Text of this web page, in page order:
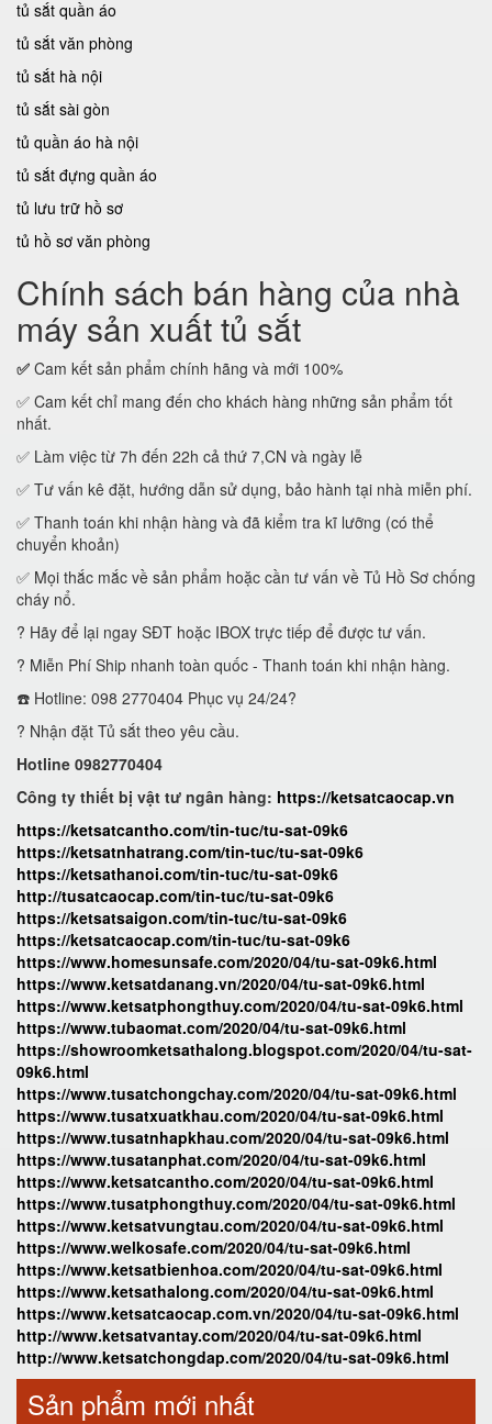
tủ sắt quần áo
tủ sắt văn phòng
tủ sắt hà nội
tủ sắt sài gòn
tủ quần áo hà nội
tủ sắt đựng quần áo
tủ lưu trữ hồ sơ
tủ hồ sơ văn phòng
Chính sách bán hàng của nhà
máy sản xuất tủ sắt
✅ Cam kết sản phẩm chính hãng và mới 100%
✅ Cam kết chỉ mang đến cho khách hàng những sản phẩm tốt
nhất.
✅ Làm việc từ 7h đến 22h cả thứ 7,CN và ngày lễ
✅ Tư vấn kê đặt, hướng dẫn sử dụng, bảo hành tại nhà miễn phí.
✅ Thanh toán khi nhận hàng và đã kiểm tra kĩ lưỡng (có thể
chuyển khoản)
✅ Mọi thắc mắc về sản phẩm hoặc cần tư vấn về Tủ Hồ Sơ chống
cháy nổ.
? Hãy để lại ngay SĐT hoặc IBOX trực tiếp để được tư vấn.
? Miễn Phí Ship nhanh toàn quốc - Thanh toán khi nhận hàng.
☎️ Hotline: 098 2770404 Phục vụ 24/24?
? Nhận đặt Tủ sắt theo yêu cầu.
Hotline 0982770404
Công ty thiết bị vật tư ngân hàng: https://ketsatcaocap.vn
https://ketsatcantho.com/tin-tuc/tu-sat-09k6
https://ketsatnhatrang.com/tin-tuc/tu-sat-09k6
https://ketsathanoi.com/tin-tuc/tu-sat-09k6
http://tusatcaocap.com/tin-tuc/tu-sat-09k6
https://ketsatsaigon.com/tin-tuc/tu-sat-09k6
https://ketsatcaocap.com/tin-tuc/tu-sat-09k6
https://www.homesunsafe.com/2020/04/tu-sat-09k6.html
https://www.ketsatdanang.vn/2020/04/tu-sat-09k6.html
https://www.ketsatphongthuy.com/2020/04/tu-sat-09k6.html
https://www.tubaomat.com/2020/04/tu-sat-09k6.html
https://showroomketsathalong.blogspot.com/2020/04/tu-sat-
09k6.html
https://www.tusatchongchay.com/2020/04/tu-sat-09k6.html
https://www.tusatxuatkhau.com/2020/04/tu-sat-09k6.html
https://www.tusatnhapkhau.com/2020/04/tu-sat-09k6.html
https://www.tusatanphat.com/2020/04/tu-sat-09k6.html
https://www.ketsatcantho.com/2020/04/tu-sat-09k6.html
https://www.tusatphongthuy.com/2020/04/tu-sat-09k6.html
https://www.ketsatvungtau.com/2020/04/tu-sat-09k6.html
https://www.welkosafe.com/2020/04/tu-sat-09k6.html
https://www.ketsatbienhoa.com/2020/04/tu-sat-09k6.html
https://www.ketsathalong.com/2020/04/tu-sat-09k6.html
https://www.ketsatcaocap.com.vn/2020/04/tu-sat-09k6.html
http://www.ketsatvantay.com/2020/04/tu-sat-09k6.html
http://www.ketsatchongdap.com/2020/04/tu-sat-09k6.html
Sản phẩm mới nhất